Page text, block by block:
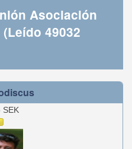
Asociación
49032
SEK